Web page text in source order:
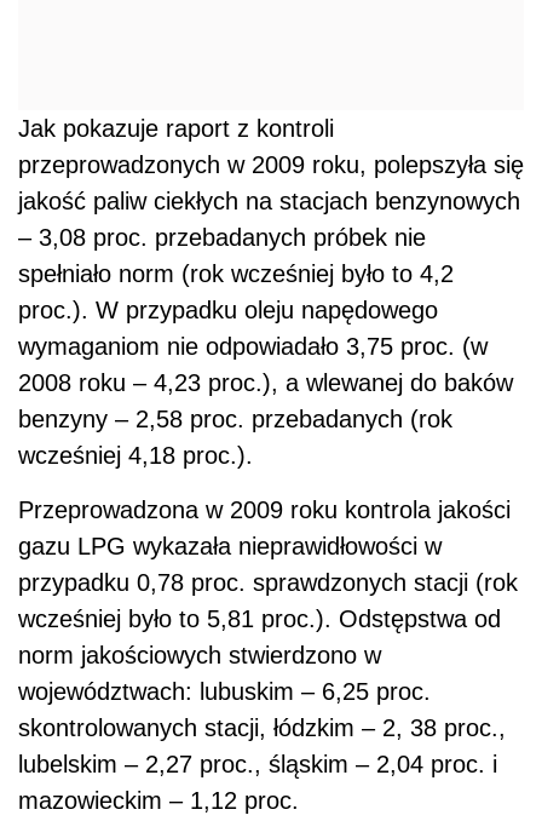
Jak pokazuje raport z kontroli
przeprowadzonych w 2009 roku, polepszyła się
jakość paliw ciekłych na stacjach benzynowych
– 3,08 proc. przebadanych próbek nie
spełniało norm (rok wcześniej było to 4,2
proc.). W przypadku oleju napędowego
wymaganiom nie odpowiadało 3,75 proc. (w
2008 roku – 4,23 proc.), a wlewanej do baków
benzyny – 2,58 proc. przebadanych (rok
wcześniej 4,18 proc.).
Przeprowadzona w 2009 roku kontrola jakości
gazu LPG wykazała nieprawidłowości w
przypadku 0,78 proc. sprawdzonych stacji (rok
wcześniej było to 5,81 proc.). Odstępstwa od
norm jakościowych stwierdzono w
województwach: lubuskim – 6,25 proc.
skontrolowanych stacji, łódzkim – 2, 38 proc.,
lubelskim – 2,27 proc., śląskim – 2,04 proc. i
mazowieckim – 1,12 proc.